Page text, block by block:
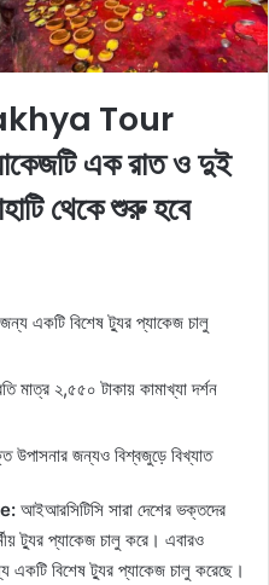
Tour
এক রাত ও দুই
থেকে শুরু হবে
জন্য একটি বিশেষ ট্যুর প্যাকেজ চালু
মাত্র ২,৫৫০ টাকায় কামাখ্যা দর্শন
উপাসনার জন্যও বিশ্বজুড়ে বিখ্যাত
আইআরসিটিসি সারা দেশের ভক্তদের
ট্যুর প্যাকেজ চালু করে। এবারও
একটি বিশেষ ট্যুর প্যাকেজ চালু করেছে।